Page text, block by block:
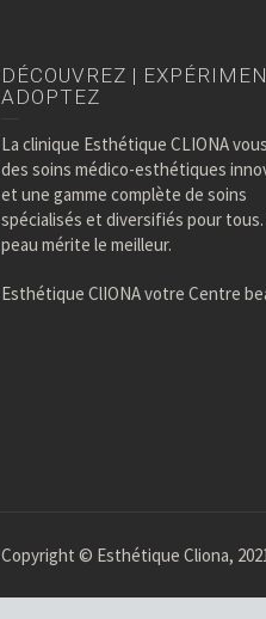
DÉCOUVREZ |
ADOPTEZ
La clinique Esthétique CLIONA
des soins médico-esthétiques
et une gamme complète de soins
spécialisés et diversifiés pour
peau mérite le meilleur.
Esthétique ClIONA votre Centre
Copyright © Esthétique Cliona,